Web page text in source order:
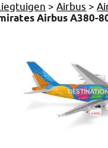
>Airbus >
Airbus A380-